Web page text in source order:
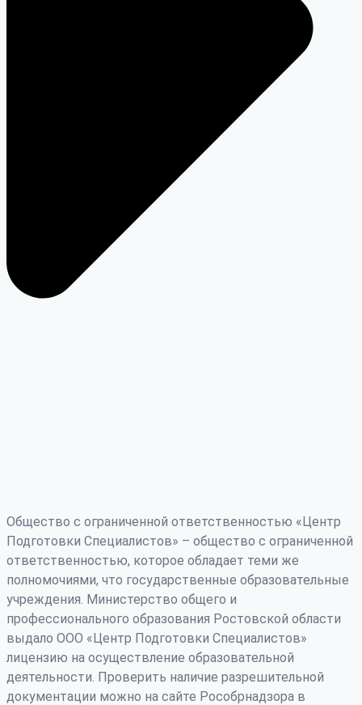
Общество с ограниченной ответственностью «Центр
Подготовки Специалистов» – общество с ограниченной
ответственностью, которое обладает теми же
полномочиями, что государственные образовательные
учреждения. Министерство общего и
профессионального образования Ростовской области
выдало ООО «Центр Подготовки Специалистов»
лицензию на осуществление образовательной
деятельности. Проверить наличие разрешительной
документации можно на сайте Рособрнадзора в